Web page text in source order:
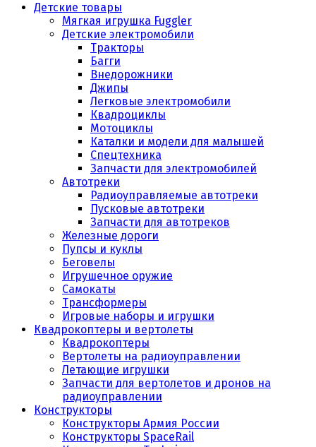
Детские товары
Мягкая игрушка Fuggler
Детские электромобили
Тракторы
Багги
Внедорожники
Джипы
Легковые электромобили
Квадроциклы
Мотоциклы
Каталки и модели для малышей
Спецтехника
Запчасти для электромобилей
Автотреки
Радиоуправляемые автотреки
Пусковые автотреки
Запчасти для автотреков
Железные дороги
Пупсы и куклы
Беговелы
Игрушечное оружие
Самокаты
Трансформеры
Игровые наборы и игрушки
Квадрокоптеры и вертолеты
Квадрокоптеры
Вертолеты на радиоуправлении
Летающие игрушки
Запчасти для вертолетов и дронов на
радиоуправлении
Конструкторы
Конструкторы Армия России
Конструкторы SpaceRail